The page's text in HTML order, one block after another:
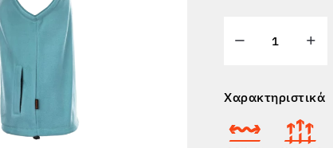
Χαρακτηριστικά